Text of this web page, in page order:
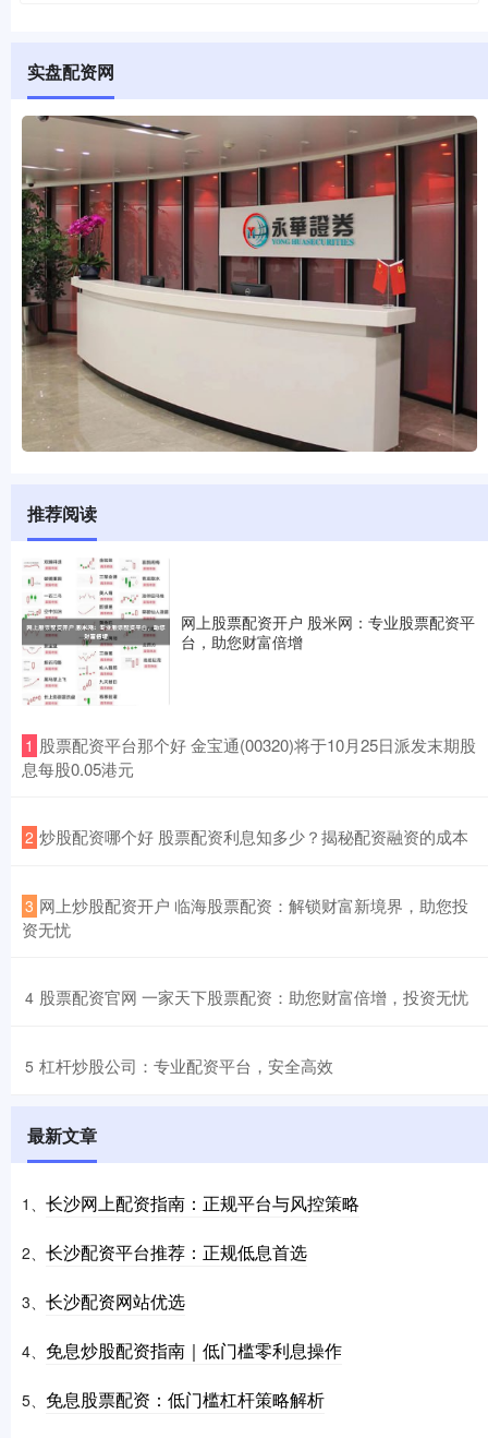
实盘配资网
推荐阅读
网上股票配资开户 股米网：专业股票配资平
台，助您财富倍增
1 ​股票配资平台那个好 金宝通(00320)将于10月25日派发末期股
息每股0.05港元
2 ​炒股配资哪个好 股票配资利息知多少？揭秘配资融资的成本
3 ​网上炒股配资开户 临海股票配资：解锁财富新境界，助您投
资无忧
4 ​股票配资官网 一家天下股票配资：助您财富倍增，投资无忧
5 ​杠杆炒股公司：专业配资平台，安全高效
最新文章
1、 长沙网上配资指南：正规平台与风控策略
2、 长沙配资平台推荐：正规低息首选
3、 长沙配资网站优选
4、 免息炒股配资指南｜低门槛零利息操作
5、 免息股票配资：低门槛杠杆策略解析